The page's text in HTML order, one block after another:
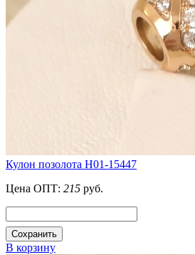
Кулон позолота H01-15447
Цена ОПТ: 215 руб.
Сохранить
В корзину